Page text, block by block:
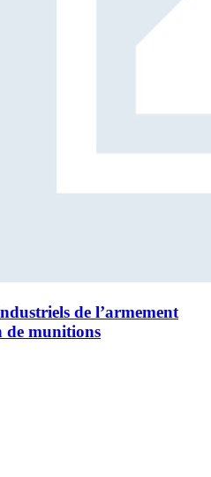
de l’armement
de munitions